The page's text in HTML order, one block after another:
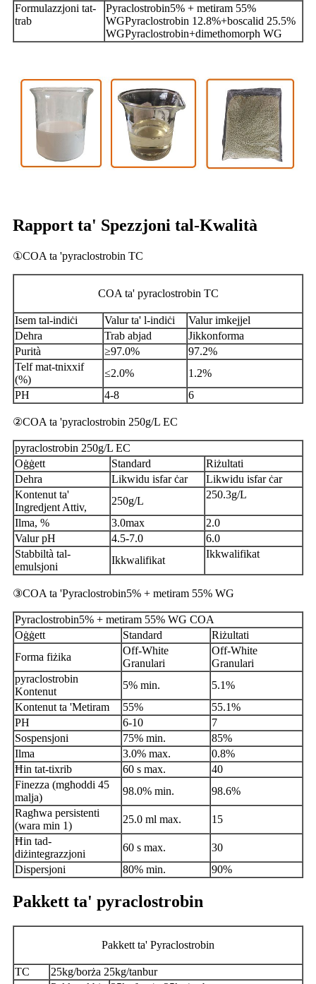
Formulazzjoni tat-
trab
Pyraclostrobin5% + metiram 55%
WGPyraclostrobin 12.8%+boscalid 25.5%
WGPyraclostrobin+dimethomorph WG
Rapport ta' Spezzjoni tal-Kwalità
①COA ta 'pyraclostrobin TC
COA ta' pyraclostrobin TC
Isem tal-indiċi Valur ta' l-indiċi
Valur imkejjel
Dehra
Trab abjad
Jikkonforma
Purità
≥97.0%
97.2%
Telf mat-tnixxif
(%)
≤2.0%
1.2%
PH
4-8 6
②COA ta 'pyraclostrobin 250g/L EC
pyraclostrobin 250g/L EC
Oġġett
Standard
Riżultati
Dehra
Likwidu isfar ċar
Likwidu isfar ċar
Kontenut ta'
Ingredjent Attiv,
250g/L
250.3g/L
Ilma, % 3.0max
2.0
Valur pH
4.5-7.0
6.0
Stabbiltà tal-
emulsjoni
Ikkwalifikat
Ikkwalifikat
③COA ta 'Pyraclostrobin5% + metiram 55% WG
Pyraclostrobin5% + metiram 55% WG COA
Oġġett
Standard
Riżultati
Forma fiżika
Off-White
Granulari
Off-White
Granulari
pyraclostrobin
Kontenut
5% min.
5.1%
Kontenut ta 'Metiram
55%
55.1%
PH
6-10
7
Sospensjoni
75% min.
85%
Ilma
3.0% max.
0.8%
Ħin tat-tixrib
60 s max.
40
Finezza (mgħoddi 45
malja)
98.0% min.
98.6%
Ragħwa persistenti
(wara min 1)
25.0 ml max.
15
Ħin tad-
diżintegrazzjoni
60 s max.
30
Dispersjoni
80% min. 90%
Pakkett ta' pyraclostrobin
Pakkett ta' Pyraclostrobin
TC
25kg/borża 25kg/tanbur